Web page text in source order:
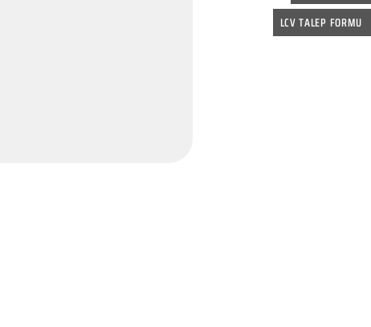
LCV TALEP FORMU